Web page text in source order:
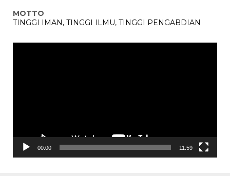
MOTTO
TINGGI IMAN, TINGGI ILMU, TINGGI PENGABDIAN
00:00 11:59